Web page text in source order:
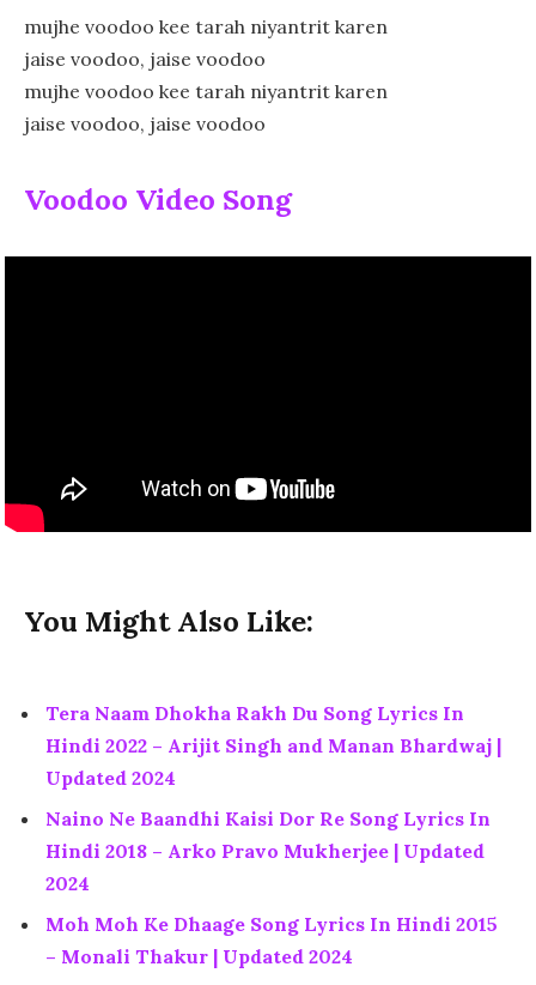
mujhe voodoo kee tarah niyantrit karen
jaise voodoo, jaise voodoo
mujhe voodoo kee tarah niyantrit karen
jaise voodoo, jaise voodoo
Voodoo Video Song
You Might Also Like:
Tera Naam Dhokha Rakh Du Song Lyrics In
Hindi 2022 – Arijit Singh and Manan Bhardwaj |
Updated 2024
Naino Ne Baandhi Kaisi Dor Re Song Lyrics In
Hindi 2018 – Arko Pravo Mukherjee | Updated
2024
Moh Moh Ke Dhaage Song Lyrics In Hindi 2015
– Monali Thakur | Updated 2024